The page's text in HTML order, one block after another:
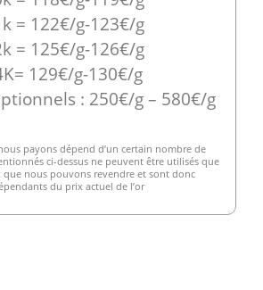
= 122€/g-123€/g
= 125€/g-126€/g
129€/g-130€/g
: 250€/g – 580€/g
payons dépend d’un certain nombre de
ci-dessus ne peuvent être utilisés que
nous pouvons revendre et sont donc
du prix actuel de l’or